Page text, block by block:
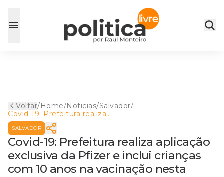
Voltar/Home/Noticias/Salvador/
Covid-19: Prefeitura realiza
aplicação exclusiva da Pfizer
e inclui crianças com 10 anos
na vacinação nesta segunda
(17)
SALVADOR
Covid-19: Prefeitura realiza aplicação
exclusiva da Pfizer e inclui crianças
com 10 anos na vacinação nesta